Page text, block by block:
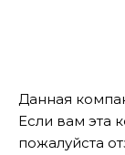
Данная
Если вам эта
пожалуйста